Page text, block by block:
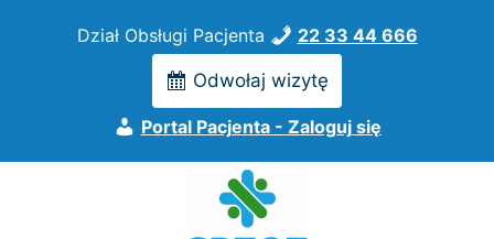
Dział Obsługi Pacjenta 22 33 44 666
Odwołaj wizytę
Portal Pacjenta - Zaloguj się